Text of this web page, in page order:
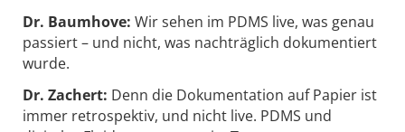
Dr. Baumhove: Wir sehen im PDMS live, was genau
passiert – und nicht, was nachträglich dokumentiert
wurde.
Dr. Zachert: Denn die Dokumentation auf Papier ist
immer retrospektiv, und nicht live. PDMS und